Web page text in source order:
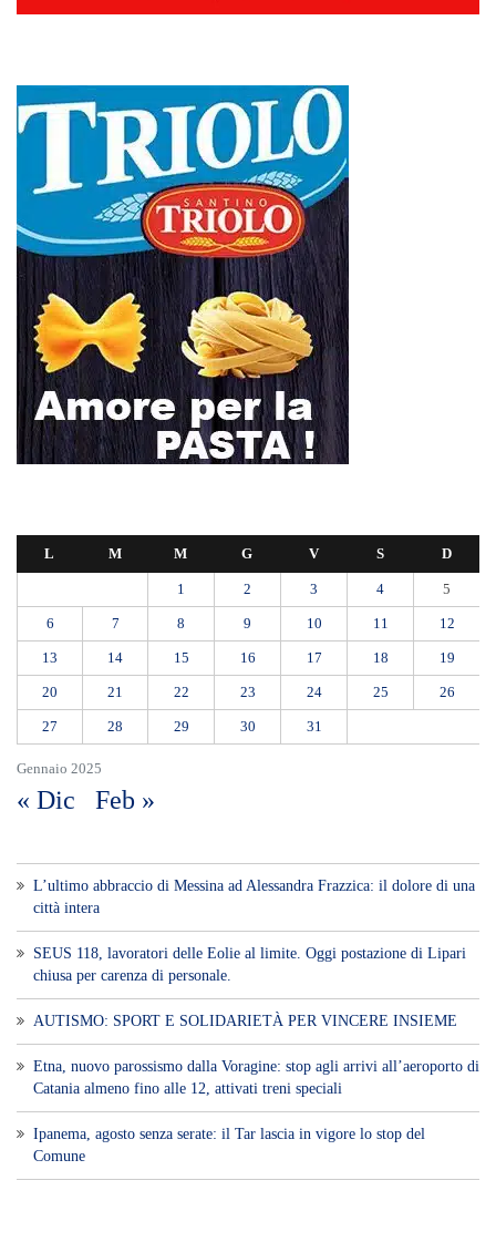
Gennaio 2025
L M M G V S D
1 2 3 4 5
6 7 8 9 10 11 12
13 14 15 16 17 18 19
20 21 22 23 24 25 26
27 28 29 30 31
« Dic Feb »
L’ultimo abbraccio di Messina ad Alessandra Frazzica: il dolore di una
città intera
SEUS 118, lavoratori delle Eolie al limite. Oggi postazione di Lipari
chiusa per carenza di personale.
AUTISMO: SPORT E SOLIDARIETÀ PER VINCERE INSIEME
Etna, nuovo parossismo dalla Voragine: stop agli arrivi all’aeroporto di
Catania almeno fino alle 12, attivati treni speciali
Ipanema, agosto senza serate: il Tar lascia in vigore lo stop del
Comune